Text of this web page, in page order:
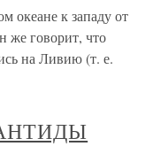
океане к западу от
же говорит, что
на Ливию (т. е.